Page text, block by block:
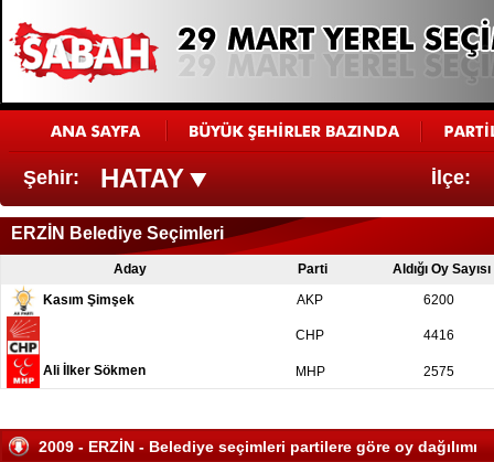
Şehir: HATAY İlçe:
ERZİN Belediye Seçimleri
Aday Parti
Aldığı Oy Sayısı
Kasım Şimşek
AKP 6200
CHP 4416
Ali İlker Sökmen MHP 2575
2009 - ERZİN - Belediye seçimleri partilere göre oy dağılımı